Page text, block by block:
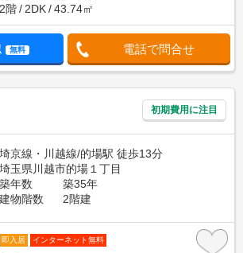
2階
2DK 43.74㎡
無料 電話で問合せ
初期費用に注目
埼京線・川越線/的場駅 徒歩13分
埼玉県川越市的場１丁目
築年数
築35年
建物階数
2階建
即入居 インターネット無料